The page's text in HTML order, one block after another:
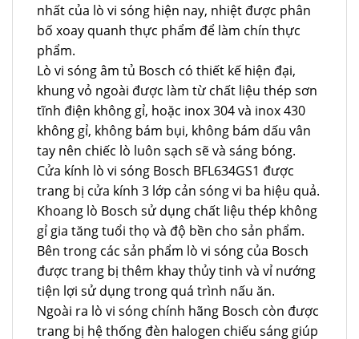
nhất của lò vi sóng hiện nay, nhiệt được phân
bố xoay quanh thực phẩm để làm chín thực
phẩm.
Lò vi sóng âm tủ Bosch có thiết kế hiện đại,
khung vỏ ngoài được làm từ chất liệu thép sơn
tĩnh điện không gỉ, hoặc inox 304 và inox 430
không gỉ, không bám bụi, không bám dấu vân
tay nên chiếc lò luôn sạch sẽ và sáng bóng.
Cửa kính lò vi sóng Bosch BFL634GS1 được
trang bị cửa kính 3 lớp cản sóng vi ba hiệu quả.
Khoang lò Bosch sử dụng chất liệu thép không
gỉ gia tăng tuổi thọ và độ bền cho sản phẩm.
Bên trong các sản phẩm lò vi sóng của Bosch
được trang bị thêm khay thủy tinh và vỉ nướng
tiện lợi sử dụng trong quá trình nấu ăn.
Ngoài ra lò vi sóng chính hãng Bosch còn được
trang bị hệ thống đèn halogen chiếu sáng giúp